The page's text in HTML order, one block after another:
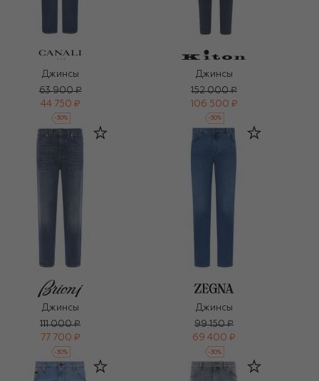
Джинсы
63 900 ₽
44 750 ₽
-30%
Джинсы
152 000 ₽
106 500 ₽
-30%
Джинсы
111 000 ₽
77 700 ₽
-30%
Джинсы
99 150 ₽
69 400 ₽
-30%